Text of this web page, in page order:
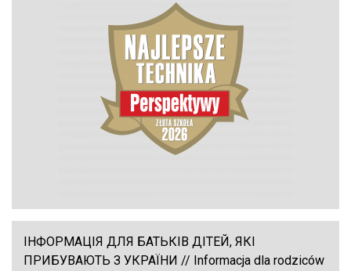
ІНФОРМАЦІЯ ДЛЯ БАТЬКІВ ДІТЕЙ, ЯКІ
ПРИБУВАЮТЬ З УКРАЇНИ // Informacja dla rodziców